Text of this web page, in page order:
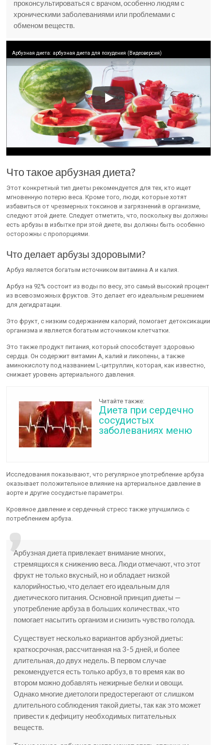
проконсультироваться с врачом, особенно людям с
хроническими заболеваниями или проблемами с
обменом веществ.
Арбузная диета: арбузная диета для похудения (Видеоверсия)
Что такое арбузная диета?
Этот конкретный тип диеты рекомендуется для тех, кто ищет
мгновенную потерю веса. Кроме того, люди, которые хотят
избавиться от чрезмерных токсинов и загрязнений в организме,
следуют этой диете. Следует отметить, что, поскольку вы должны
есть арбузы в избытке при этой диете, вы должны быть особенно
осторожны с пропорциями.
Что делает арбузы здоровыми?
Арбуз является богатым источником витамина А и калия.
Арбуз на 92% состоит из воды по весу, это самый высокий процент
из всевозможных фруктов. Это делает его идеальным решением
для дегидратации.
Это фрукт, с низким содержанием калорий, помогает детоксикации
организма и является богатым источником клетчатки.
Это также продукт питания, который способствует здоровью
сердца. Он содержит витамин А, калий и ликопены, а также
аминокислоту под названием L-цитруллин, которая, как известно,
снижает уровень артериального давления.
Читайте также:
Диета при сердечно
сосудистых
заболеваниях меню
Исследования показывают, что регулярное употребление арбуза
оказывает положительное влияние на артериальное давление в
аорте и другие сосудистые параметры.
Кровяное давление и сердечный стресс также улучшились с
потреблением арбуза.
Арбузная диета привлекает внимание многих,
стремящихся к снижению веса. Люди отмечают, что этот
фрукт не только вкусный, но и обладает низкой
калорийностью, что делает его идеальным для
диетического питания. Основной принцип диеты —
употребление арбуза в больших количествах, что
помогает насытить организм и снизить чувство голода.
Существует несколько вариантов арбузной диеты:
краткосрочная, рассчитанная на 3-5 дней, и более
длительная, до двух недель. В первом случае
рекомендуется есть только арбуз, в то время как во
втором можно добавлять нежирные белки и овощи.
Однако многие диетологи предостерегают от слишком
длительного соблюдения такой диеты, так как это может
привести к дефициту необходимых питательных
веществ.